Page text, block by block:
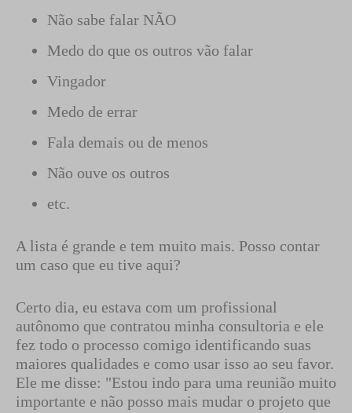
Não sabe falar NÃO
Medo do que os outros vão falar
Vingador
Medo de errar
Fala demais ou de menos
Não ouve os outros
etc.
A lista é grande e tem muito mais. Posso contar
um caso que eu tive aqui?
Certo dia, eu estava com um profissional
autônomo que contratou minha consultoria e ele
fez todo o processo comigo identificando suas
maiores qualidades e como usar isso ao seu favor.
Ele me disse: "Estou indo para uma reunião muito
importante e não posso mais mudar o projeto que